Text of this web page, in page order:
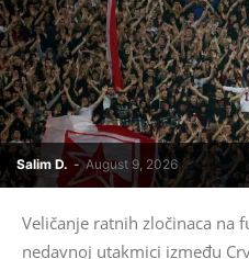
Salim D. - August 9, 2026
Veličanje ratnih zločinaca na
nedavnoj utakmici između